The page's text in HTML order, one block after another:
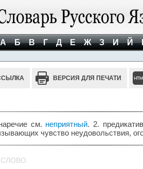
Б В Г Д Е Ж З И Й
ВЕРСИЯ ДЛЯ ПЕЧАТИ
см. неприятный. 2.
чувство неудовольствия,